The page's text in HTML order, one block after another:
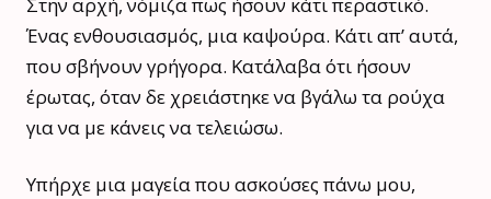
Ένας ενθουσιασμός, μια καψούρα. Κάτι απ’ αυτά,
που σβήνουν γρήγορα. Κατάλαβα ότι ήσουν
έρωτας, όταν δε χρειάστηκε να βγάλω τα ρούχα
για να με κάνεις να τελειώσω.
Υπήρχε μια μαγεία που ασκούσες πάνω μου,